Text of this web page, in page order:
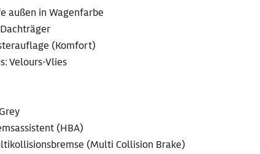
außen in Wagenfarbe
(Komfort)
Velours-Vlies
(HBA)
(Multi Collision Brake)